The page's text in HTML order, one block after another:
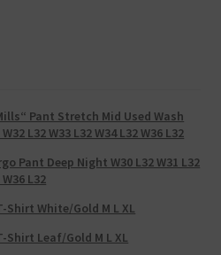
Pant Stretch Mid Used Wash
L32 W33 L32 W34 L32 W36 L32
Pant Deep Night W30 L32 W31 L32
L32
Shirt White/Gold M L XL
Shirt Leaf/Gold M L XL